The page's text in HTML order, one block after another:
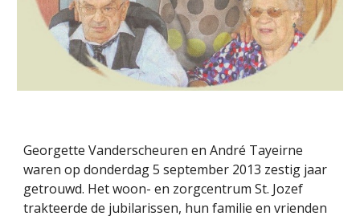
Georgette Vanderscheuren en André Tayeirne
waren op donderdag 5 september 2013 zestig jaar
getrouwd. Het woon- en zorgcentrum St. Jozef
trakteerde de jubilarissen, hun familie en vrienden